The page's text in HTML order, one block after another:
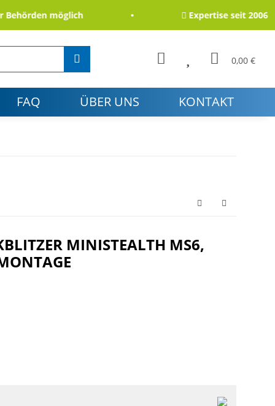
möglich Expertise seit 2006
0,00 €
FAQ ÜBER UNS KONTAKT
MINISTEALTH MS6,